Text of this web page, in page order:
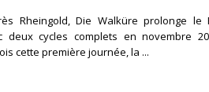
Rheingold, Die Walküre prolonge
deux cycles complets en novembre
cette première journée, la ...